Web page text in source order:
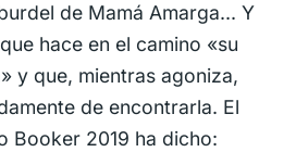
de Mamá Amarga... Y
hace en el camino «su
y que, mientras agoniza,
de encontrarla. El
Booker 2019 ha dicho: